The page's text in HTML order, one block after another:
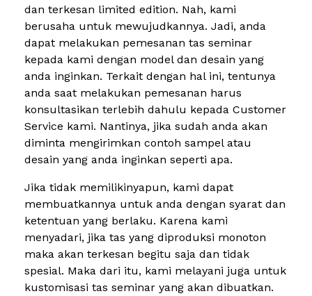
dan terkesan limited edition. Nah, kami
berusaha untuk mewujudkannya. Jadi, anda
dapat melakukan pemesanan tas seminar
kepada kami dengan model dan desain yang
anda inginkan. Terkait dengan hal ini, tentunya
anda saat melakukan pemesanan harus
konsultasikan terlebih dahulu kepada Customer
Service kami. Nantinya, jika sudah anda akan
diminta mengirimkan contoh sampel atau
desain yang anda inginkan seperti apa.
Jika tidak memilikinyapun, kami dapat
membuatkannya untuk anda dengan syarat dan
ketentuan yang berlaku. Karena kami
menyadari, jika tas yang diproduksi monoton
maka akan terkesan begitu saja dan tidak
spesial. Maka dari itu, kami melayani juga untuk
kustomisasi tas seminar yang akan dibuatkan.